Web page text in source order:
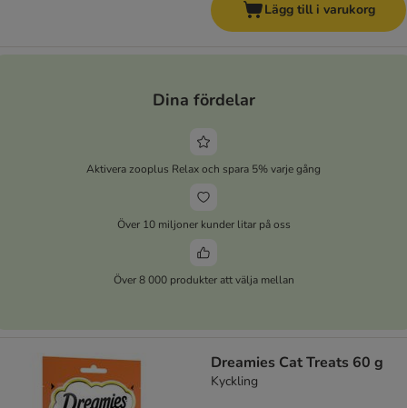
Lägg till i varukorg
Dina fördelar
Aktivera zooplus Relax och spara 5% varje gång
Över 10 miljoner kunder litar på oss
Över 8 000 produkter att välja mellan
Dreamies Cat Treats 60 g
Kyckling